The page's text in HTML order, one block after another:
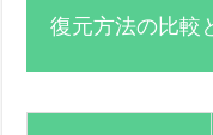
復元方法の比較